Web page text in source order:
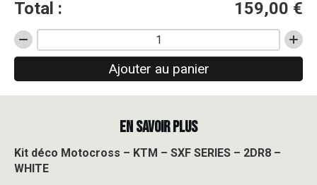
Total : 159,00 €
quantité
de
déco
Motocross
SXF
SERIES
Ajouter au panier
EN SAVOIR PLUS
Kit déco Motocross – KTM – SXF SERIES – 2DR8 –
WHITE